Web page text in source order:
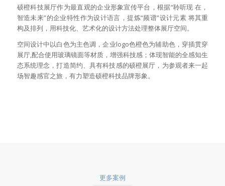
硕橙科技展厅作为最直观的企业形象宣传平台，根据“聆听现 在，
智造未来”的企业特性作为设计语言，提炼“频谱”设计元素 将其重
构及排列，用科技化、艺术化的设计方法处理整体展厅空间。
空间设计中以白色为主色调，企业logo色橙色为辅助色，穿插贯穿
展厅,配合使用玻璃镜面等材质，增强科技感；体现智能的全感知生
态系统理念，打造简约、具有科技感的硕橙展厅，为参观者来一起
场智趣感官之旅，有力塑造硕橙科技品牌形象。
更多案例